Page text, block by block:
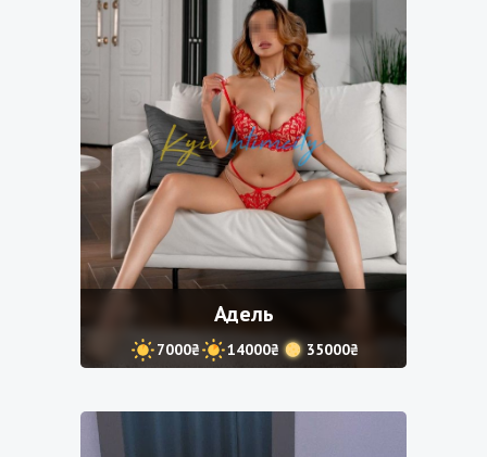
Адель
7000₴ 14000₴ 35000₴